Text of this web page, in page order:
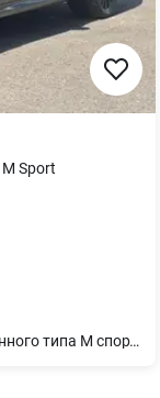
M Sport
22" M диски Double-spoke style 742 M смешанного типа M спортивные тормоза Запасное колесо-докатка Панорамный стеклянный люк с электроприводом Система "Travel & Comfort" Панели салона из дерева "poplar grain anthracite-brown open-pored" Автоматический 4-зонный климат-контроль Пакет `Ambient Air` Функция массажа для водителя и переднего пассажира Driving Assistant Professional Юридический экстренный вызов Персональная e-SIM BMW Live Cockpit Professional BMW Individual отделка потолка алькантарой цвета `Anthracite` Пакет "M Sport Pro" Дизайн фар BMW Individual Shadow Line М практики безпеки M Sport тормоза с красными суппортами BMW Individual обработка кузова `High - gloss Shadow Line` с расширенным содержанием M спортивный звук выхлопной системы Пакет `Comfort` Подогрев передних и задних сидений Передний пакет подогрева Термостакан Украинский пакет (Ukrainian package) Противоаллергическая система со сканером салона Автоматические доводчики дверей Солнцезащитное остекление Велюровые коврики Активная вентиляция передних сидений Комфортные передние сиденья Адаптивные светодиодные фары Акустическая система `Harman Kardon` Болты-секретки для колес Индикатор давления в шинах Адаптивная пневматическая подвеска Решетка радиатора BMW `Iconig Glow` Акустическое остекление Оформление `CraftedClarity` Driving Assistant Помощь при парковке Professional Интеллектуальный экстренный вызов Teleservices ConnectedDrive Services Пакет Connected неограниченный Беспроводная зарядка с охлаждением устройства